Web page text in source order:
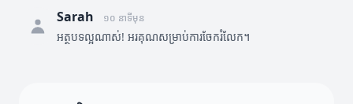
Sarah ១០ នាទីមុន
អត្ថបទល្អណាស់! អរគុណសម្រាប់ការចែករំលែក។